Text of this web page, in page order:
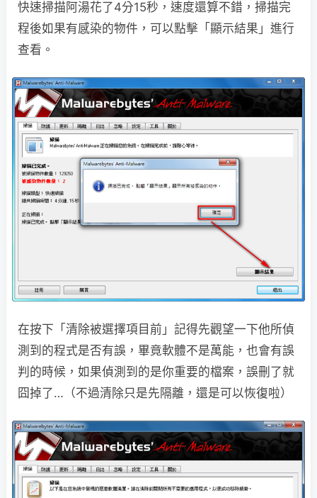
快速掃描阿湯花了4分15秒，速度還算不錯，掃描完
程後如果有感染的物件，可以點擊「顯示結果」進行
查看。
在按下「清除被選擇項目前」記得先觀望一下他所偵
測到的程式是否有誤，畢竟軟體不是萬能，也會有誤
判的時候，如果偵測到的是你重要的檔案，誤刪了就
囧掉了…（不過清除只是先隔離，還是可以恢復啦）